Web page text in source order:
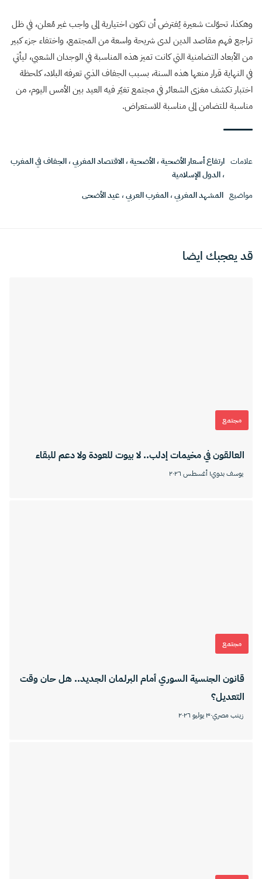
وهكذا، تحوّلت شعيرة يُفترض أن تكون اختيارية إلى واجب غير مُعلن، في ظل
تراجع فهم مقاصد الدين لدى شريحة واسعة من المجتمع، واختفاء جزء كبير
من الأبعاد التضامنية التي كانت تميز هذه المناسبة في الوجدان الشعبي، ليأتي
في النهاية قرار منعها هذه السنة، بسبب الجفاف الذي تعرفه البلاد، كلحظة
اختبار تكشف مغزى الشعائر في مجتمع تغيّر فيه العيد بين الأمس اليوم، من
مناسبة للتضامن إلى مناسبة للاستعراض.
علامات ارتفاع أسعار الأضحية،الأضحية،الاقتصاد المغربي،الجفاف في المغرب
،الدول الإسلامية
مواضيع المشهد المغربي،المغرب العربي، عيد الأضحى
قد يعجبك ايضا
مجتمع
العالقون في مخيمات إدلب.. لا بيوت للعودة ولا دعم للبقاء
يوسف بدوي١ أغسطس ٢٠٢٦
مجتمع
قانون الجنسية السوري أمام البرلمان الجديد.. هل حان وقت
التعديل؟
زينب مصري٣٠ يوليو ٢٠٢٦